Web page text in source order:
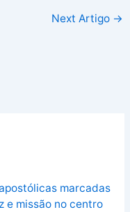
Next Artigo →
marcadas
e missão no centro